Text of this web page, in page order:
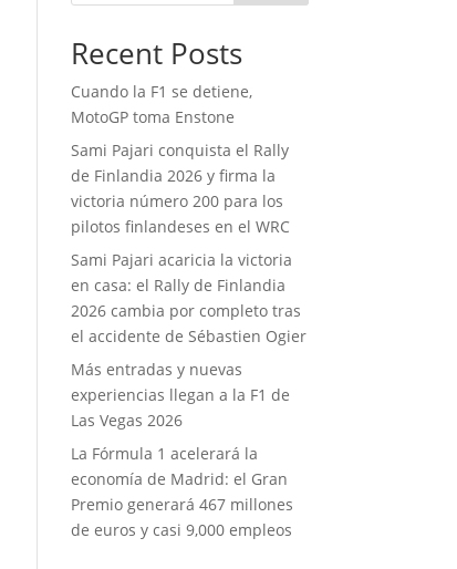
Recent Posts
Cuando la F1 se detiene,
MotoGP toma Enstone
Sami Pajari conquista el Rally
de Finlandia 2026 y firma la
victoria número 200 para los
pilotos finlandeses en el WRC
Sami Pajari acaricia la victoria
en casa: el Rally de Finlandia
2026 cambia por completo tras
el accidente de Sébastien Ogier
Más entradas y nuevas
experiencias llegan a la F1 de
Las Vegas 2026
La Fórmula 1 acelerará la
economía de Madrid: el Gran
Premio generará 467 millones
de euros y casi 9,000 empleos